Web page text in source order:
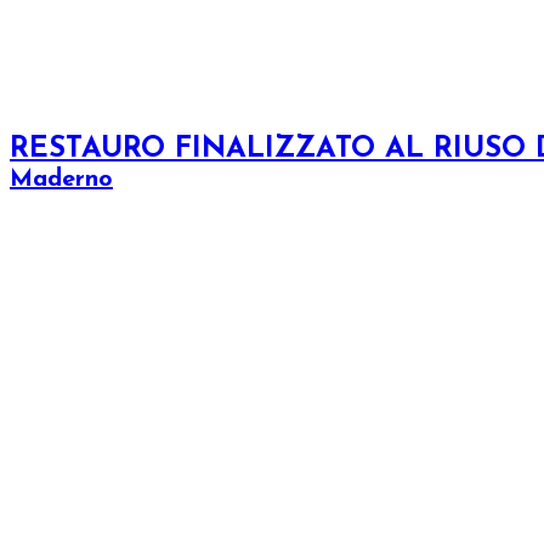
RESTAURO FINALIZZATO AL
Maderno